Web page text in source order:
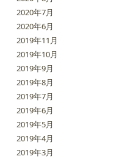
2020年7月
2020年6月
2019年11月
2019年10月
2019年9月
2019年8月
2019年7月
2019年6月
2019年5月
2019年4月
2019年3月